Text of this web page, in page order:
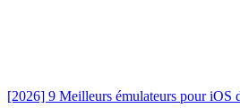
[2026] 9 Meilleurs émulateurs pour iOS